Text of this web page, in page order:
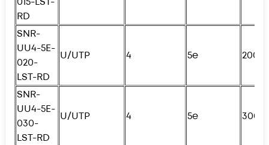
RD
SNR-
UU4-5E-
020-
LST-RD
U/UTP 4 5e
SNR-
UU4-5E-
030-
LST-RD
U/UTP 4 5e